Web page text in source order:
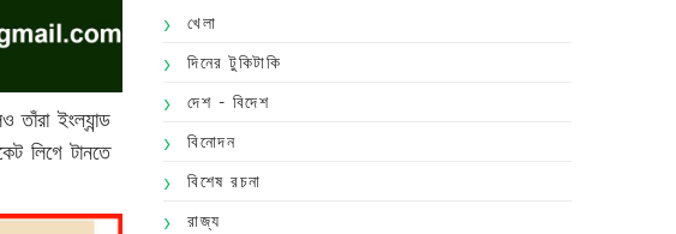
তাঁরা ইংল্যান্ড
লিগে টানতে
খেলা
দিনের টুকিটাকি
দেশ - বিদেশ
বিনোদন
বিশেষ রচনা
রাজ্য